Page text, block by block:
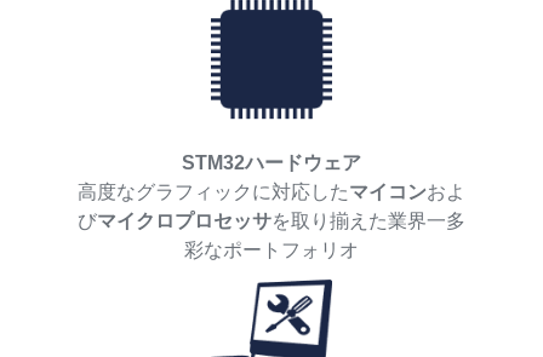
STM32ハードウェア
高度なグラフィックに対応したマイコンおよ
びマイクロプロセッサを取り揃えた業界一多
彩なポートフォリオ